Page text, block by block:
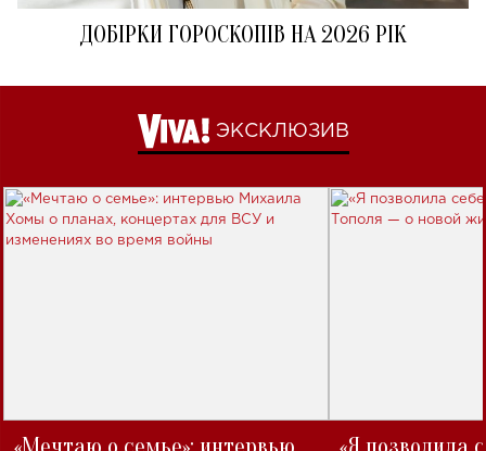
ДОБІРКИ ГОРОСКОПІВ НА 2026 РІК
ЭКСКЛЮЗИВ